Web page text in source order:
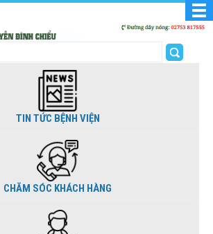
TIN TỨC BỆNH VIỆN
CHĂM SÓC KHÁCH HÀNG